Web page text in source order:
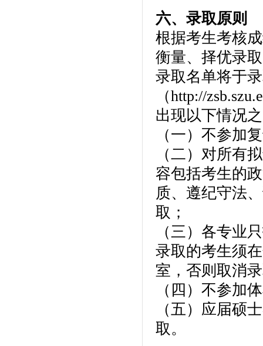
六、录取原则
根据考生考核
衡量、择优录
录取名单将于
（http://
出现以下情况
（一）不参加
（二）对所有
容包括考生的
质、遵纪守法
取；
（三）各专业
录取的考生须
室，否则取消
（四）不参加
（五）应届硕
取。